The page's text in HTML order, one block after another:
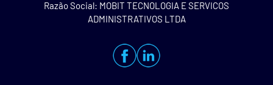
Razão Social: MOBIT TECNOLOGIA E SERVICOS
ADMINISTRATIVOS LTDA